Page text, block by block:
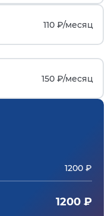
110 ₽/месяц
150 ₽/месяц
1200 ₽
1200 ₽